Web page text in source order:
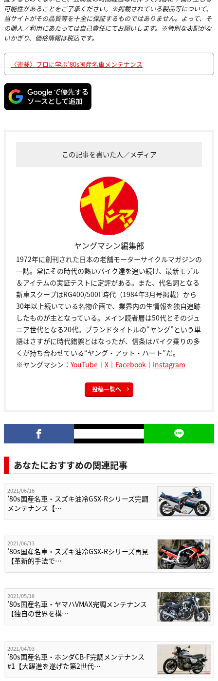
可能性があることをご了承ください。※掲載されている製品等について、
当サイトがその品質等を十全に保証するものではありません。よって、そ
の購入／利用にあたっては自己責任にてお願いします。※特別な表記がな
いかぎり、価格情報は税込です。
〈連載〉プロに学ぶ’80s国産名車メンテナンス
この記事を書いた人／メディア
ヤングマシン編集部
1972年に創刊された日本の老舗モーターサイクルマガジンの
一誌。常にその時代の熱いバイク達を追い続け、最新モデル
＆アイテムの実証テストに定評がある。また、代名詞となる
新車スクープはRG400/500Γ時代（1984年3月号掲載）から
30年以上続いている名物企画で、業界内の生情報を独自追跡
したものが主となっている。メイン読者層は50代とそのジュ
ニア世代となる20代。ブランドタイトルの“ヤング”という単
語はさすがに時代錯誤とはなったが、信条はバイク乗りの多
くが持ち合わせている“ヤング・アット・ハート”だ。
※ヤングマシン： YouTube ｜ X ｜ Facebook ｜ Instagram
投稿一覧へ
あなたにおすすめの関連記事
2021/06/16
’80s国産名車・スズキ油冷GSX-Rシリーズ完調
メンテナンス【…
2021/06/13
’80s国産名車・スズキ油冷GSX-Rシリーズ再見
【革新的手法で…
2021/05/18
’80s国産名車・ヤマハVMAX完調メンテナンス
【独自の世界を構…
2021/04/03
’80s国産名車・ホンダCB-F完調メンテナンス
#1【大躍進を遂げた第2世代…